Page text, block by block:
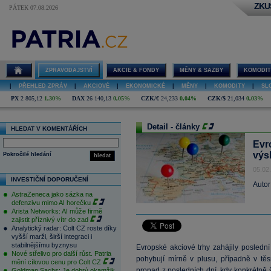
PÁTEK 07.08.2026
ZPRAVODAJSTVÍ AKCIE & FONDY MĚNY & SAZBY
PŘEHLED ZPRÁV AKCIOVÉ EKONOMICKÉ MĚNY KOMODITY
PX 2 805,12 1,30% DAX 26 140,13 0,05% CZK/€ 24,233 0,04% CZK/$ 21,034 0,03%
HLEDAT V KOMENTÁŘÍCH
hledat
Pokročilé hledání
INVESTIČNÍ DOPORUČENÍ
AstraZeneca jako sázka na
defenzivu mimo AI horečku
Arista Networks: AI může firmě
zajistit příznivý vítr do zad
Analytický radar: Colt CZ roste díky
vyšší marži, širší integraci i
stabilnějšímu byznysu
Nové střelivo pro další růst. Patria
mění cílovou cenu pro Colt CZ
Detail - články
Evropské akciové trhy zahájily
pohybují mírně v plusu, případně v